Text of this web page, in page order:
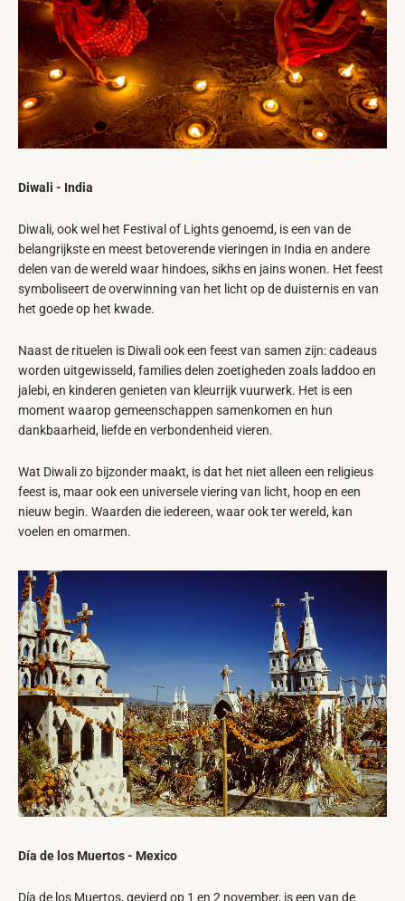
Diwali - India
Diwali, ook wel het Festival of Lights genoemd, is een van de
belangrijkste en meest betoverende vieringen in India en andere
delen van de wereld waar hindoes, sikhs en jains wonen. Het feest
symboliseert de overwinning van het licht op de duisternis en van
het goede op het kwade.
Naast de rituelen is Diwali ook een feest van samen zijn: cadeaus
worden uitgewisseld, families delen zoetigheden zoals laddoo en
jalebi, en kinderen genieten van kleurrijk vuurwerk. Het is een
moment waarop gemeenschappen samenkomen en hun
dankbaarheid, liefde en verbondenheid vieren.
Wat Diwali zo bijzonder maakt, is dat het niet alleen een religieus
feest is, maar ook een universele viering van licht, hoop en een
nieuw begin. Waarden die iedereen, waar ook ter wereld, kan
voelen en omarmen.
Día de los Muertos - Mexico
Día de los Muertos, gevierd op 1 en 2 november, is een van de